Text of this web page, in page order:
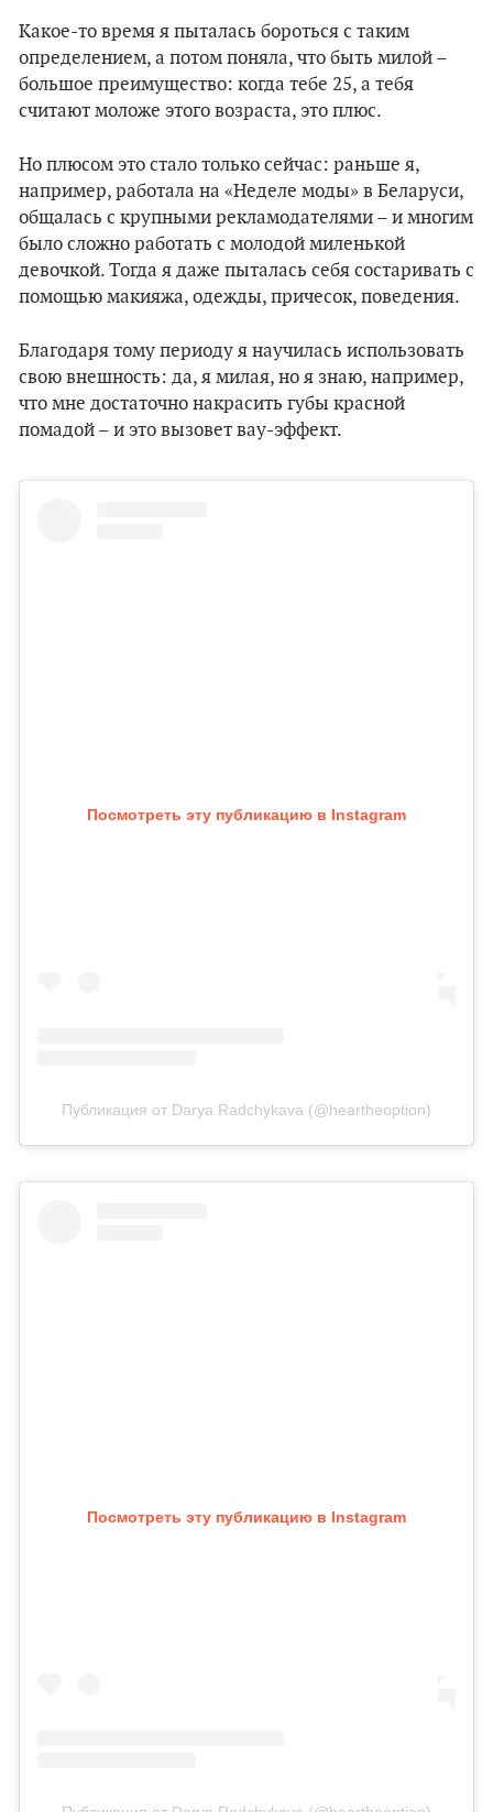
Какое-то время я пыталась бороться с таким
определением, а потом поняла, что быть милой –
большое преимущество: когда тебе 25, а тебя
считают моложе этого возраста, это плюс.
Но плюсом это стало только сейчас: раньше я,
например, работала на «Неделе моды» в Беларуси,
общалась с крупными рекламодателями – и многим
было сложно работать с молодой миленькой
девочкой. Тогда я даже пыталась себя состаривать с
помощью макияжа, одежды, причесок, поведения.
Благодаря тому периоду я научилась использовать
свою внешность: да, я милая, но я знаю, например,
что мне достаточно накрасить губы красной
помадой – и это вызовет вау-эффект.
Посмотреть эту публикацию в Instagram
Публикация от Darya Radchykava (@heartheoption)
Посмотреть эту публикацию в Instagram